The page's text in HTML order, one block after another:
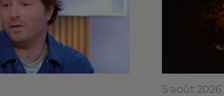
5 août 2026